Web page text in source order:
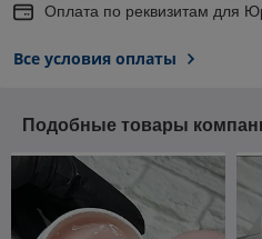
Оплата по реквизитам для
Все условия оплаты
Подобные товары